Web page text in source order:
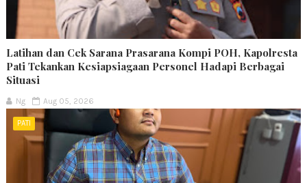
Latihan dan Cek Sarana Prasarana Kompi POH, Kapolresta
Pati Tekankan Kesiapsiagaan Personel Hadapi Berbagai
Situasi
Ng Aug 05, 2026
PATI